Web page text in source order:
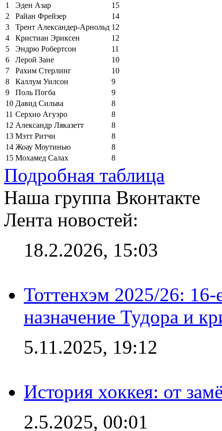
1
Эден Азар
15
2
Райан Фрейзер
14
3
Трент Александер-Арнольд 12
4
Кристиан Эриксен
12
5
Эндрю Робертсон
11
6
Лерой Зане
10
7
Рахим Стерлинг
10
8
Каллум Уилсон
9
9
Поль Погба
9
10 Давид Сильва
8
11 Серхио Агуэро
8
12 Александр Ляказетт
8
13 Мэтт Ритчи
8
14 Жоау Моутинью
8
15 Мохамед Салах 8
Подробная таблица
Наша группа Вконтакте
Лента новостей:
18.2.2026, 15:03
Тоттенхэм 2025/26:
назначение Тудора и
5.11.2025, 19:12
История хоккея: от
2.5.2025, 00:01